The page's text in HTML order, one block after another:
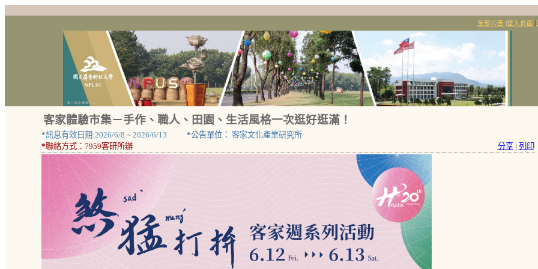
全部公告 登入頁面
客家體驗市集－手作、職人、田園、生活風格一次逛好逛滿！
*訊息有效日期:2026/6/8 ~ 2026/6/13 *公告單位： 客家文化產業研究所
*聯絡方式： 7959客研所辦 分享 | 列印